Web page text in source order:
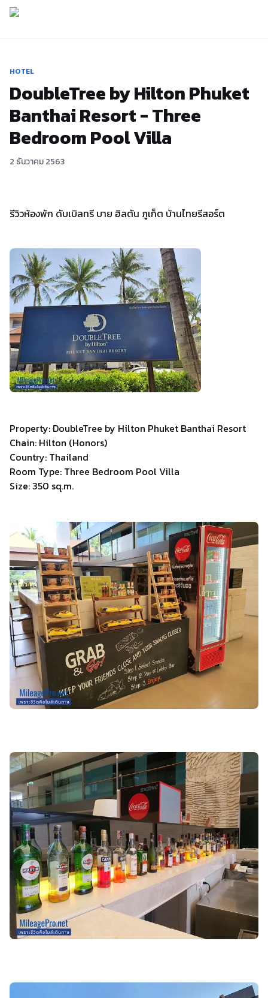
HOTEL
DoubleTree by Hilton Phuket
Banthai Resort - Three
Bedroom Pool Villa
2 ธันวาคม 2563
รีวิวห้องพัก ดับเบิลทรี บาย ฮิลตัน ภูเก็ต บ้านไทยรีสอร์ต
Property: DoubleTree by Hilton Phuket Banthai Resort
Chain: Hilton (Honors)
Country: Thailand
Room Type: Three Bedroom Pool Villa
Size: 350 sq.m.